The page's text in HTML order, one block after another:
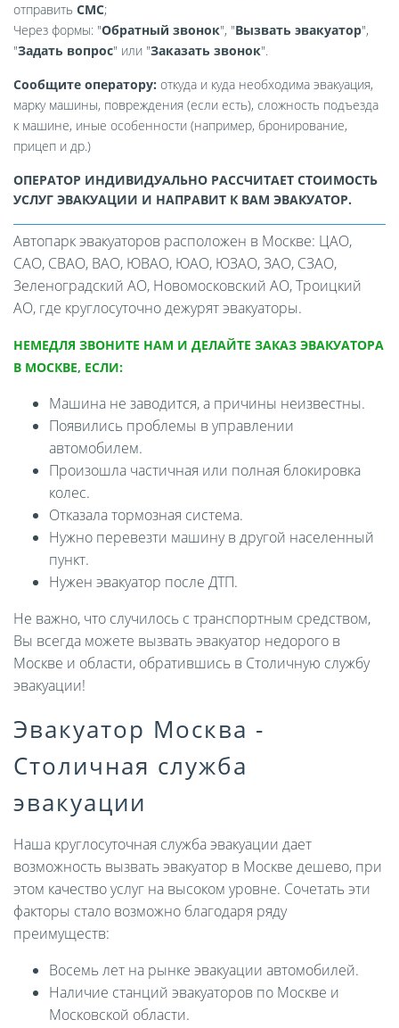
отправить СМС;
Через формы: "Обратный звонок", "Вызвать эвакуатор",
"Задать вопрос" или "Заказать звонок".
Сообщите оператору: откуда и куда необходима эвакуация,
марку машины, повреждения (если есть), сложность подъезда
к машине, иные особенности (например, бронирование,
прицеп и др.)
ОПЕРАТОР ИНДИВИДУАЛЬНО РАССЧИТАЕТ СТОИМОСТЬ
УСЛУГ ЭВАКУАЦИИ И НАПРАВИТ К ВАМ ЭВАКУАТОР.
Автопарк эвакуаторов расположен в Москве: ЦАО,
САО, СВАО, ВАО, ЮВАО, ЮАО, ЮЗАО, ЗАО, СЗАО,
Зеленоградский АО, Новомосковский АО, Троицкий
АО, где круглосуточно дежурят эвакуаторы.
НЕМЕДЛЯ ЗВОНИТЕ НАМ И ДЕЛАЙТЕ ЗАКАЗ ЭВАКУАТОРА
В МОСКВЕ, ЕСЛИ:
Машина не заводится, а причины неизвестны.
Появились проблемы в управлении
автомобилем.
Произошла частичная или полная блокировка
колес.
Отказала тормозная система.
Нужно перевезти машину в другой населенный
пункт.
Нужен эвакуатор после ДТП.
Не важно, что случилось с транспортным средством,
Вы всегда можете вызвать эвакуатор недорого в
Москве и области, обратившись в Столичную службу
эвакуации!
Эвакуатор Москва -
Столичная служба
эвакуации
Наша круглосуточная служба эвакуации дает
возможность вызвать эвакуатор в Москве дешево, при
этом качество услуг на высоком уровне. Сочетать эти
факторы стало возможно благодаря ряду
преимуществ:
Восемь лет на рынке эвакуации автомобилей.
Наличие станций эвакуаторов по Москве и
Московской области.